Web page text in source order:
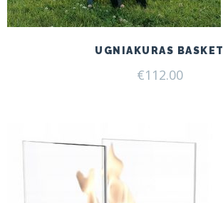
UGNIAKURAS BASKET
€112.00